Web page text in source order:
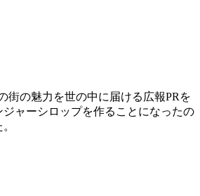
街の魅力を世の中に届ける広報PR を
ャーシロップを作ることになったの